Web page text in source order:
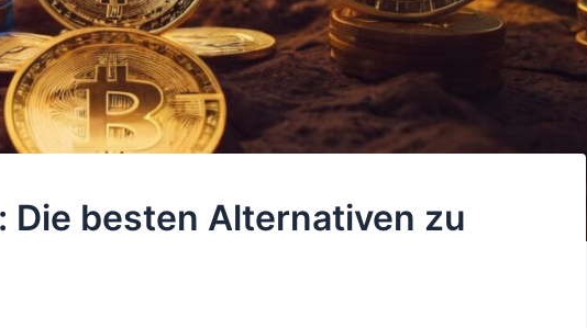
Die besten Alternativen zu